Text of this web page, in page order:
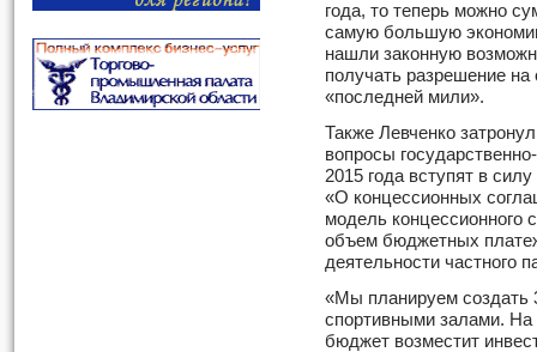
года, то теперь можно
самую большую
нашли законную
получать разрешение
«последней мили».
Также Левченко
вопросы
2015 года вступят в
«О концессионных
модель концессионного
объем бюджетных
деятельности частного
«Мы планируем создать
спортивными залами. На
бюджет возместит